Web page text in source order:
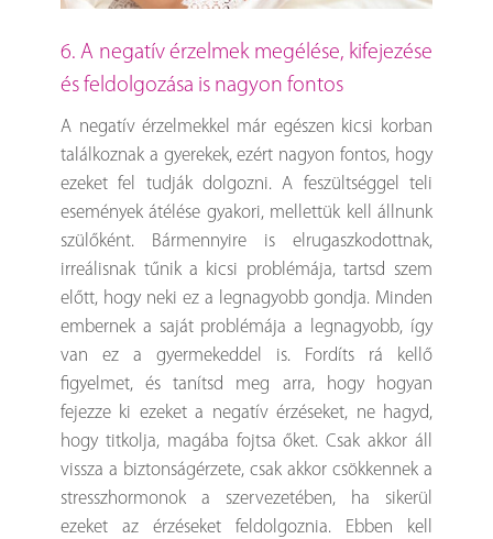
6. A negatív érzelmek megélése, kifejezése
és feldolgozása is nagyon fontos
A negatív érzelmekkel már egészen kicsi korban
találkoznak a gyerekek, ezért nagyon fontos, hogy
ezeket fel tudják dolgozni. A feszültséggel teli
események átélése gyakori, mellettük kell állnunk
szülőként. Bármennyire is elrugaszkodottnak,
irreálisnak tűnik a kicsi problémája, tartsd szem
előtt, hogy neki ez a legnagyobb gondja. Minden
embernek a saját problémája a legnagyobb, így
van ez a gyermekeddel is. Fordíts rá kellő
figyelmet, és tanítsd meg arra, hogy hogyan
fejezze ki ezeket a negatív érzéseket, ne hagyd,
hogy titkolja, magába fojtsa őket. Csak akkor áll
vissza a biztonságérzete, csak akkor csökkennek a
stresszhormonok a szervezetében, ha sikerül
ezeket az érzéseket feldolgoznia. Ebben kell